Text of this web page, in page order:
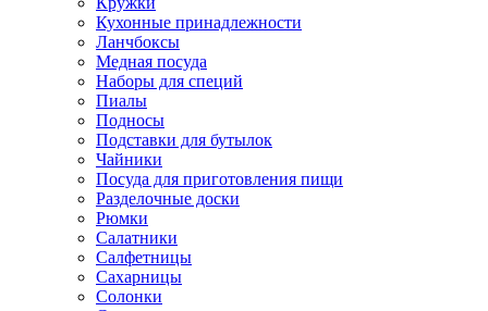
Кухонные принадлежности
Ланчбоксы
Медная посуда
Наборы для специй
Пиалы
Подносы
Подставки для бутылок
Чайники
Посуда для приготовления пищи
Разделочные доски
Рюмки
Салатники
Салфетницы
Сахарницы
Солонки